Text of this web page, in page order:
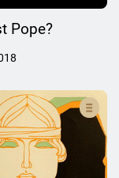
Pope?